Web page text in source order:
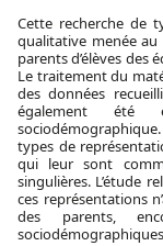
Cette recherche de
qualitative menée au
parents d’élèves des
Le traitement du
des données
également été
types de
qui leur sont
singulières. L’étude
ces représentations
des parents,